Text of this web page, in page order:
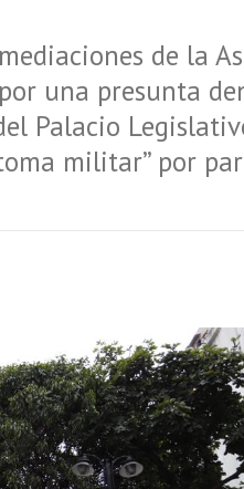
de la
una presunta
Palacio
militar” por